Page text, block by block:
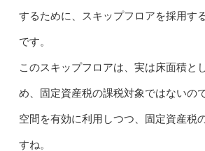
するために、スキップフロアを採用す
です。
このスキップフロアは、実は床面積と
め、固定資産税の課税対象ではないので
空間を有効に利用しつつ、固定資産税
すね。